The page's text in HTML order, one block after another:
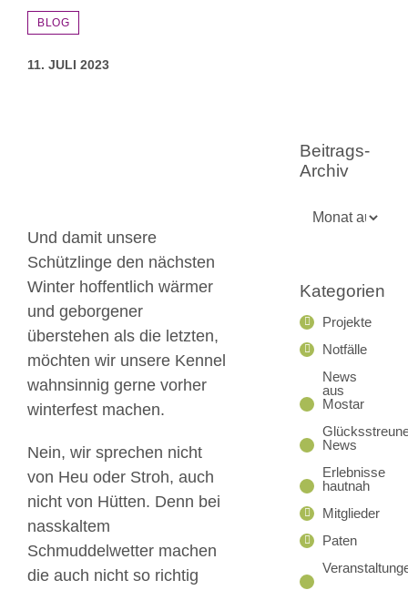
BLOG
11. JULI 2023
Und damit unsere
Schützlinge den nächsten
Winter hoffentlich wärmer
und geborgener
überstehen als die letzten,
möchten wir unsere Kennel
wahnsinnig gerne vorher
winterfest machen.
Nein, wir sprechen nicht
von Heu oder Stroh, auch
nicht von Hütten. Denn bei
nasskaltem
Schmuddelwetter machen
die auch nicht so richtig
Beitrags-
Archiv
Kategorien
Projekte
Notfälle
News
aus
Mostar
News
Erlebnisse
hautnah
Mitglieder
Paten